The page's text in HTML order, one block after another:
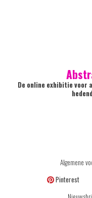
De online exhibitie voor
Algemene
Pinterest